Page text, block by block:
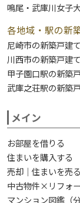
鳴尾・武庫川女子
各地域・駅の新
尼崎市の新築戸建て
川西市の新築戸建て
甲子園口駅の新築
武庫之荘駅の新築
メイン
お部屋を借りる
住まいを購入する
売却｜住まいを売る
中古物件×リフォ
マンション図鑑（分